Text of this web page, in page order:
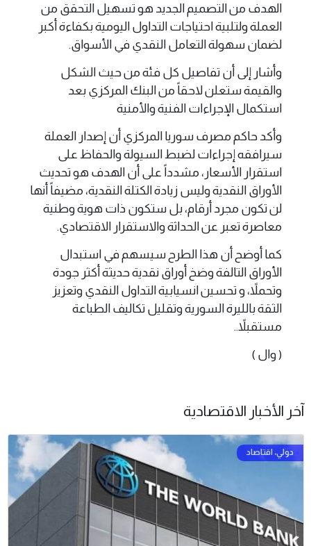
الهدف من التصميم الجديد هو تسهيل التحقق من
العملة ولتلبية احتياجات التداول اليومية بكفاءة أكبر
لضمان سهولة التعامل النقدي في الأسواق.
وأشار إلى أن تفاصيل كل فئة من حيث الشكل
والقيمة ستعلن لاحقاً من البنك المركزي بعد
استكمال الإجراءات الفنية والأمنية
وأكد حاكم مصرف سوريا المركزي أن إصدار العملة
سيرافقه إجراءات لضبط السيولة والحفاظ على
استقرار الأسعار، مشدداً على أن الهدف هو تحديث
الأوراق النقدية وليس زيادة الكتلة النقدية، مضيفاً أنها
لن تكون مجرد أرقام، بل ستكون ذات هوية وطنية
معاصرة تعبر عن الحداثة والاستقرار الاقتصادي.
كما أوضح أن هذا الطرح سيسهم في استبدال
الأوراق التالفة وضخ أوراق نقدية حديثة أكثر جودة
وتحملاً، و تحسين انسيابية التداول النقدي وتعزيز
الثقة بالليرة السورية وتقليل تكاليف الطباعة
مستقبلاً..
( وال )
آخر الأخبار الاقتصادية